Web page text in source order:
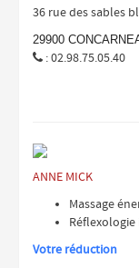
36 rue des sables
29900
 : 02.98.75.05.40
ANNE MICK
Massage
Votre réduction